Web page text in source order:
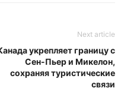
Next article
укрепляет границу с
Сен-Пьер и Микелон,
сохраняя туристические
связи